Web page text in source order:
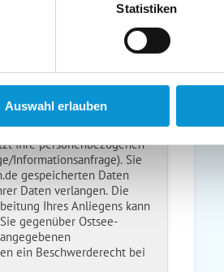
Statistiken
Auswahl erlauben
einverstanden.
Ihre personenbezogenen
Informationsanfrage). Sie
gespeicherten Daten
Daten verlangen. Die
Ihres Anliegens kann
gegenüber Ostsee-
angegebenen
ein Beschwerderecht bei